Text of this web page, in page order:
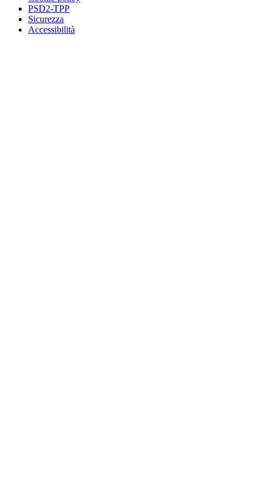
PSD2-TPP
Sicurezza
Accessibilità